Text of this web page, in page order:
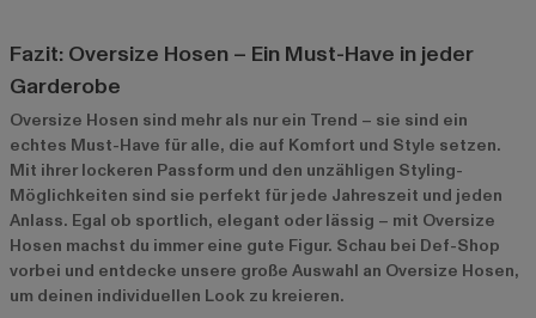
Fazit: Oversize Hosen – Ein Must-Have in jeder
Garderobe
Oversize Hosen sind mehr als nur ein Trend – sie sind ein
echtes Must-Have für alle, die auf Komfort und Style setzen.
Mit ihrer lockeren Passform und den unzähligen Styling-
Möglichkeiten sind sie perfekt für jede Jahreszeit und jeden
Anlass. Egal ob sportlich, elegant oder lässig – mit Oversize
Hosen machst du immer eine gute Figur. Schau bei Def-Shop
vorbei und entdecke unsere große Auswahl an Oversize Hosen,
um deinen individuellen Look zu kreieren.